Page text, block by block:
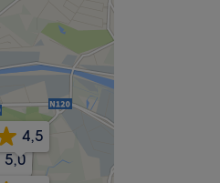
5,0
5,0
4,5